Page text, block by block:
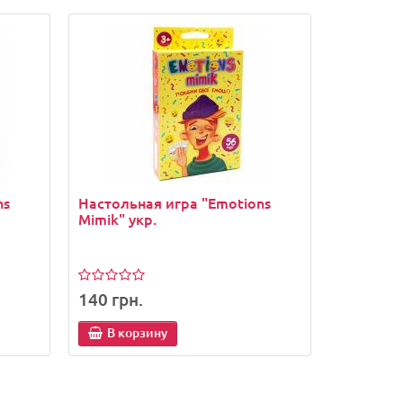
Настольная игра "Emotions
Mimik" укр.
140 грн.
В корзину